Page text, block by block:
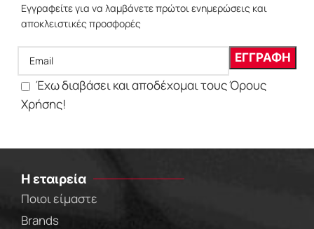
Εγγραφείτε για να λαμβάνετε πρώτοι ενημερώσεις και
αποκλειστικές προσφορές
Έχω διαβάσει και αποδέχομαι τους Όρους
Χρήσης!
Η εταιρεία
Ποιοι είμαστε
Brands